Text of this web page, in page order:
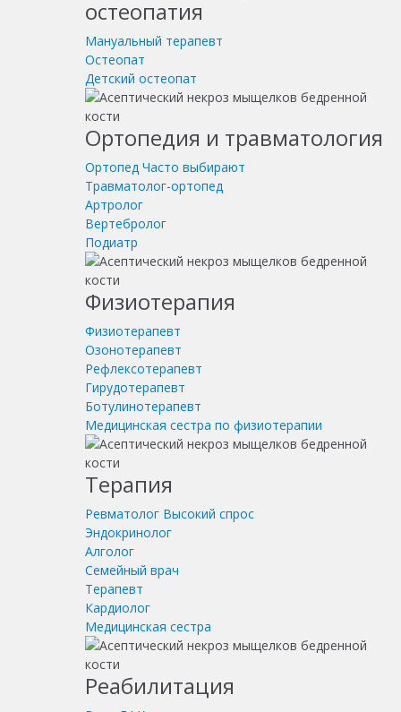
остеопатия
Мануальный терапевт
Остеопат
Детский остеопат
Ортопедия и травматология
Ортопед Часто выбирают
Травматолог-ортопед
Артролог
Вертебролог
Подиатр
Физиотерапия
Физиотерапевт
Озонотерапевт
Рефлексотерапевт
Гирудотерапевт
Ботулинотерапевт
Медицинская сестра по физиотерапии
Терапия
Ревматолог Высокий спрос
Эндокринолог
Алголог
Семейный врач
Терапевт
Кардиолог
Медицинская сестра
Реабилитация